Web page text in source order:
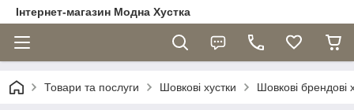
Інтернет-магазин Модна Хустка
Товари та послуги Шовкові хустки Шовкові брендові